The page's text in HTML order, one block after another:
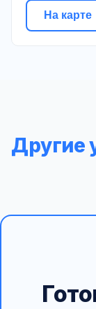
На карте
Другие